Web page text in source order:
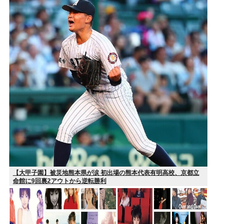
【大甲子園】被災地熊本県が涙 初出場の熊本代表有明高校、京都立
命館に9回裏2アウトから逆転勝利